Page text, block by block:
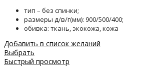
тип – без спинки;
размеры д/в/г(мм): 900/500/400;
обивка: ткань, экокожа, кожа
Добавить в список желаний
Выбрать
Быстрый просмотр